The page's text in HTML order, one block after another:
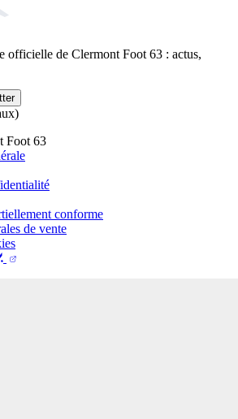
officielle de Clermont Foot 63 : actus,
Foot 63
conforme
de vente